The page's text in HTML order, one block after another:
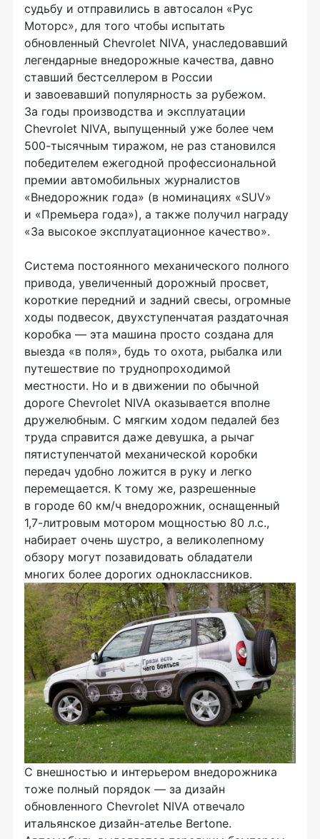
судьбу и отправились в автосалон «Рус
Моторс», для того чтобы испытать
обновленный Chevrolet NIVA, унаследовавший
легендарные внедорожные качества, давно
ставший бестселлером в России
и завоевавший популярность за рубежом.
За годы производства и эксплуатации
Chevrolet NIVA, выпущенный уже более чем
500-тысячным тиражом, не раз становился
победителем ежегодной профессиональной
премии автомобильных журналистов
«Внедорожник года» (в номинациях «SUV»
и «Премьера года»), а также получил награду
«За высокое эксплуатационное качество».
Система постоянного механического полного
привода, увеличенный дорожный просвет,
короткие передний и задний свесы, огромные
ходы подвесок, двухступенчатая раздаточная
коробка — эта машина просто создана для
выезда «в поля», будь то охота, рыбалка или
путешествие по труднопроходимой
местности. Но и в движении по обычной
дороге Chevrolet NIVA оказывается вполне
дружелюбным. С мягким ходом педалей без
труда справится даже девушка, а рычаг
пятиступенчатой механической коробки
передач удобно ложится в руку и легко
перемещается. К тому же, разрешенные
в городе 60 км/ч внедорожник, оснащенный
1,7-литровым мотором мощностью 80 л.с.,
набирает очень шустро, а великолепному
обзору могут позавидовать обладатели
многих более дорогих одноклассников.
С внешностью и интерьером внедорожника
тоже полный порядок — за дизайн
обновленного Chevrolet NIVA отвечало
итальянское дизайн-ателье Bertone.